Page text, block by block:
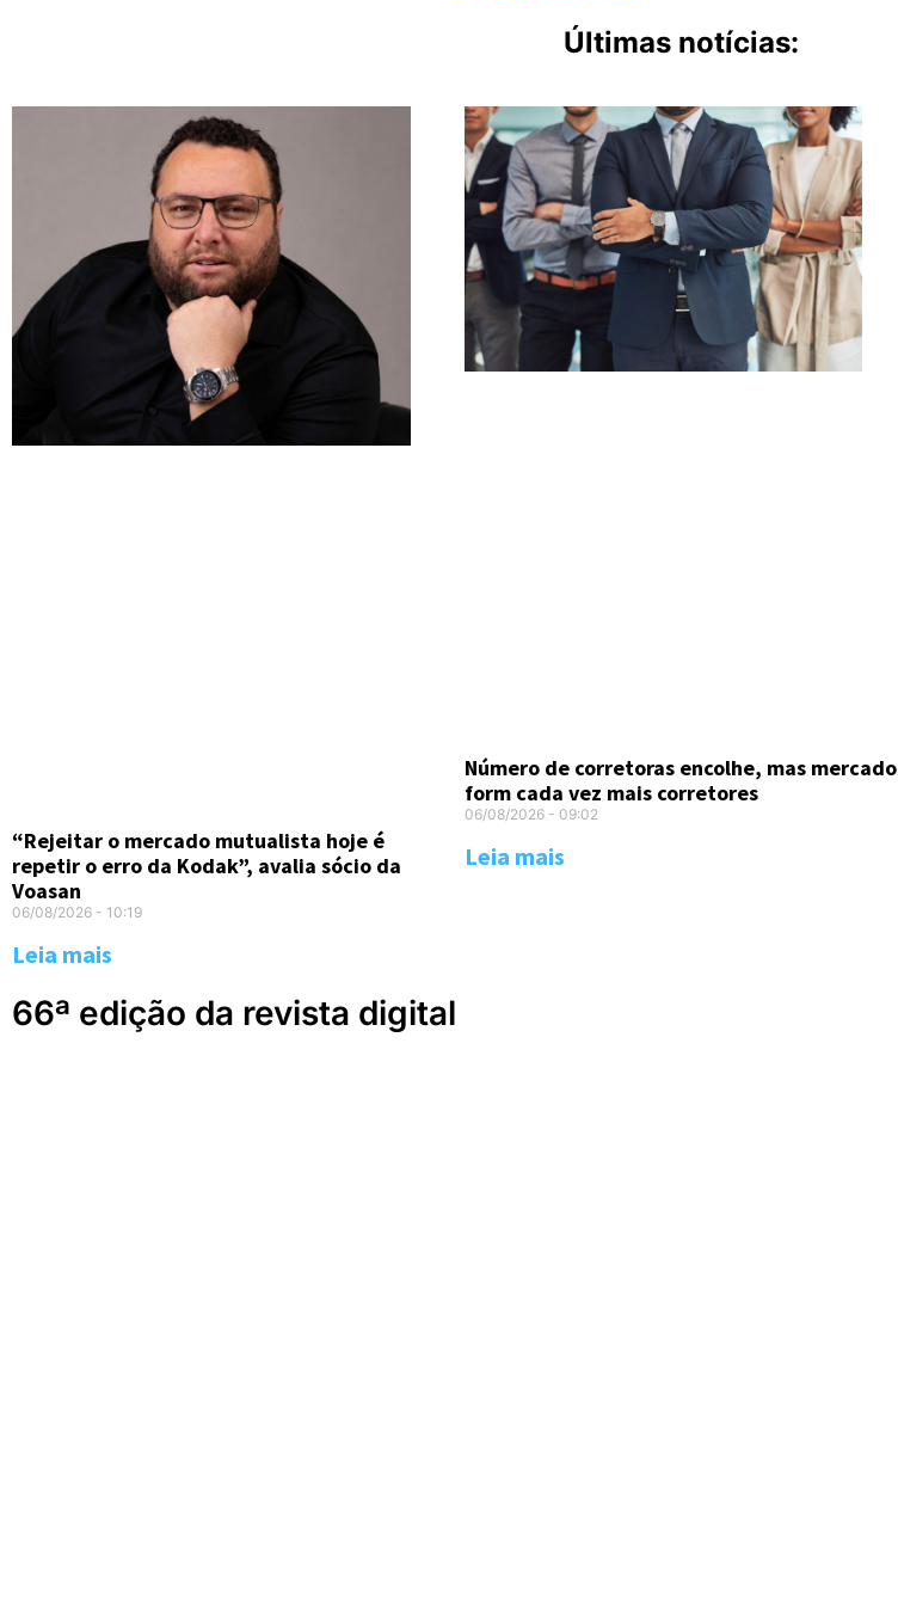
Últimas notícias:
“Rejeitar o mercado mutualista hoje é
repetir o erro da Kodak”, avalia sócio da
Voasan
06/08/2026 10:19
Leia mais
Número de corretoras encolhe, mas mercado
form cada vez mais corretores
06/08/2026 09:02
Leia mais
66ª edição da revista digital